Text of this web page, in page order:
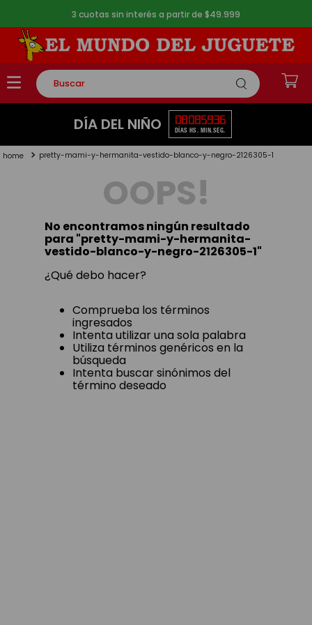
3 cuotas sin interés a partir de $49.999
Buscar
TÉRMINOS MÁS BUSCADOS
2.
lego
toy story
DÍA DEL NIÑO 08
DÍAS
08
HS.
59
MIN.
36
SEG.
pretty-mami-y-hermanita-vestido-blanco-y-negro-2126305-1
OOPS!
No encontramos ningún resultado
para "pretty-mami-y-hermanita-
vestido-blanco-y-negro-2126305-1"
¿Qué debo hacer?
Comprueba los términos
ingresados
Intenta utilizar una sola palabra
Utiliza términos genéricos en la
búsqueda
Intenta buscar sinónimos del
término deseado